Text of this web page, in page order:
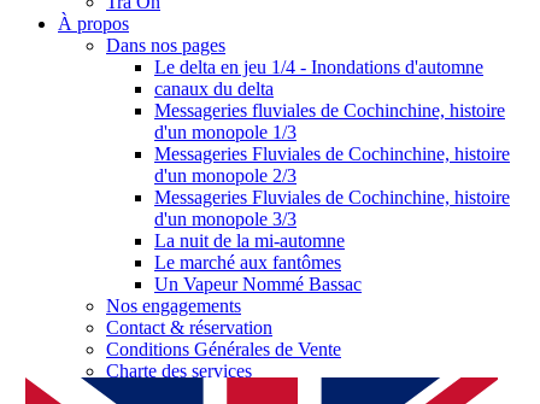
À propos
Dans nos pages
Le delta en jeu 1/4 - Inondations d'automne
canaux du delta
Messageries fluviales de Cochinchine, histoire
d'un monopole 1/3
Messageries Fluviales de Cochinchine, histoire
d'un monopole 2/3
Messageries Fluviales de Cochinchine, histoire
d'un monopole 3/3
La nuit de la mi-automne
Le marché aux fantômes
Un Vapeur Nommé Bassac
Nos engagements
Contact & réservation
Conditions Générales de Vente
Charte des services
Log in as a partner